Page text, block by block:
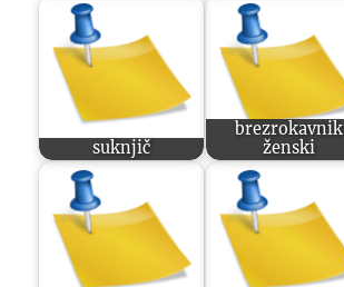
suknjič
brezrokavnik
ženski